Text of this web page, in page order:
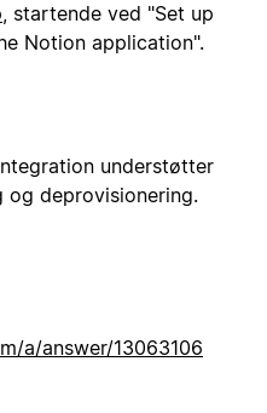
, startende ved "Set up
Notion application".
understøtter
og deprovisionering.
a/answer/13063106